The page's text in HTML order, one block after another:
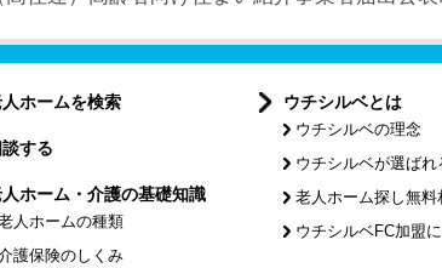
ホームを検索
する
ホーム・介護の基礎知識
人ホームの種類
護保険のしくみ
ウチシルベとは
ウチシルベの理念
ウチシルベが選ばれ
老人ホーム探し無料
ウチシルベFC加盟